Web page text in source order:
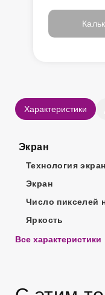
Характеристики
Экран
Технология
Экран
Число пикселей
Яркость
Все характеристики